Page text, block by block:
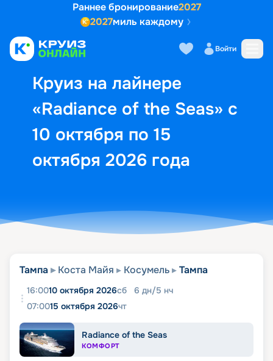
Раннее бронирование2027
2027миль каждому
Войти
Круиз на лайнере
«Radiance of the Seas» с
10 октября по 15
октября 2026 года
Выбор кают Маршрут и
Тампа Коста Майя Косумель Тампа
16:0010 октября 2026сб 6 дн/5 нч
07:0015 октября 2026чт
Radiance of the Seas
КОМФОРТ